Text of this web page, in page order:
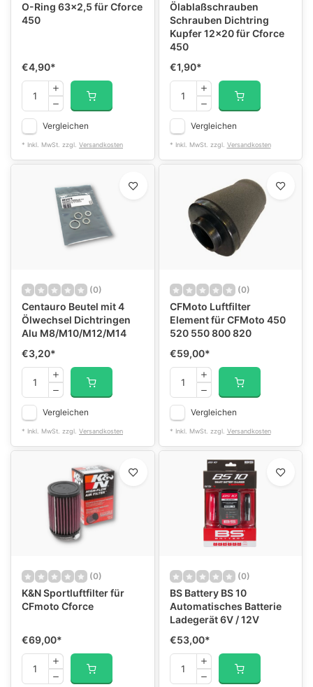
O-Ring 63x2,5 für Cforce
450
€4,90*
Vergleichen
* Inkl. MwSt. zzgl. Versandkosten
Ölablaßschrauben
Schrauben Dichtring
Kupfer 12x20 für Cforce
450
€1,90*
Vergleichen
* Inkl. MwSt. zzgl. Versandkosten
(0)
Centauro Beutel mit 4
Ölwechsel Dichtringen
Alu M8/M10/M12/M14
€3,20*
Vergleichen
* Inkl. MwSt. zzgl. Versandkosten
(0)
CFMoto Luftfilter
Element für CFMoto 450
520 550 800 820
€59,00*
Vergleichen
* Inkl. MwSt. zzgl. Versandkosten
(0)
K&N Sportluftfilter für
CFmoto Cforce
€69,00*
(0)
BS Battery BS 10
Automatisches Batterie
Ladegerät 6V / 12V
€53,00*